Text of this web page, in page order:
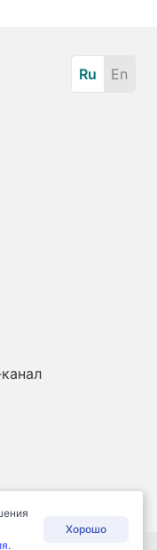
Ru En
.
Хорошо